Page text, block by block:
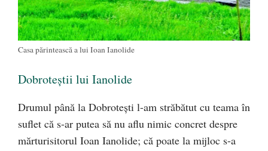
Casa părintească a lui Ioan Ianolide
Dobroteştii lui Ianolide
Drumul până la Dobroteşti l-am străbătut cu teama în
suflet că s-ar putea să nu aflu nimic concret despre
mărturisitorul Ioan Ianolide; că poate la mijloc s-a